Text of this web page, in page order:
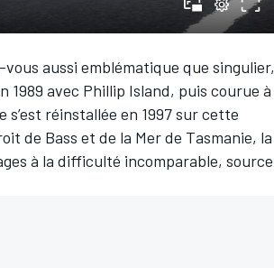
aussi emblématique que singulier,
avec Phillip Island, puis courue à
réinstallée en 1997 sur cette
de Bass et de la Mer de Tasmanie, la
à la difficulté incomparable, source